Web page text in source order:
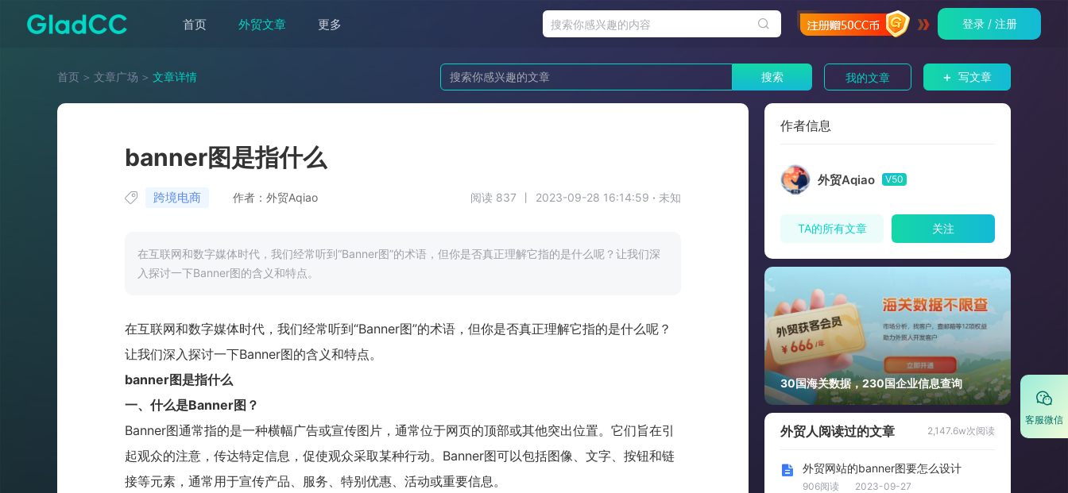
首页 外贸文章 更多 登录 / 注册
客服微信
首页 ＞ 文章广场 ＞ 文章详情 搜索 我的文章 + 写文章
banner图是指什么
跨境电商 作者：外贸Aqiao 阅读 837 丨 2023-09-28 16:14:59 · 未知
在互联网和数字媒体时代，我们经常听到“Banner图”的术语，但你是否真正理解它指的是什么呢？让我们深
入探讨一下Banner图的含义和特点。
在互联网和数字媒体时代，我们经常听到“Banner图”的术语，但你是否真正理解它指的是什么呢？
让我们深入探讨一下Banner图的含义和特点。
banner图是指什么
一、什么是Banner图？
Banner图通常指的是一种横幅广告或宣传图片，通常位于网页的顶部或其他突出位置。它们旨在引
起观众的注意，传达特定信息，促使观众采取某种行动。 Banner图可以包括图像、文字、按钮和链
接等元素，通常用于宣传产品、服务、特别优惠、活动或重要信息。
作者信息
外贸Aqiao V50
TA的所有文章 关注
30国海关数据，230国企业信息查询
外贸人阅读过的文章 2,147.6w次阅读
外贸网站的banner图要怎么设计
906阅读 2023-09-27